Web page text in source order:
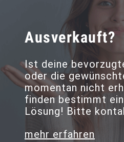
Ausverkauft?
Ist deine
oder die
momentan nicht
finden bestimmt
Lösung! Bitte
mehr erfahren